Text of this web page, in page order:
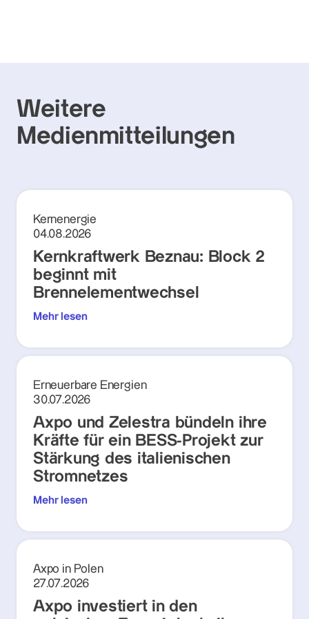
Weitere
Medienmitteilungen
Kernenergie
04.08.2026
Kernkraftwerk Beznau: Block 2
beginnt mit
Brennelementwechsel
Mehr lesen
Erneuerbare Energien
30.07.2026
Axpo und Zelestra bündeln ihre
Kräfte für ein BESS-Projekt zur
Stärkung des italienischen
Stromnetzes
Mehr lesen
Axpo in Polen
27.07.2026
Axpo investiert in den